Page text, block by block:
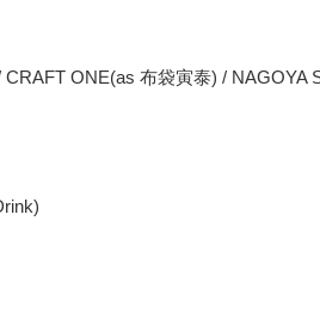
ONE(as 布袋寅泰) / NAGOYA